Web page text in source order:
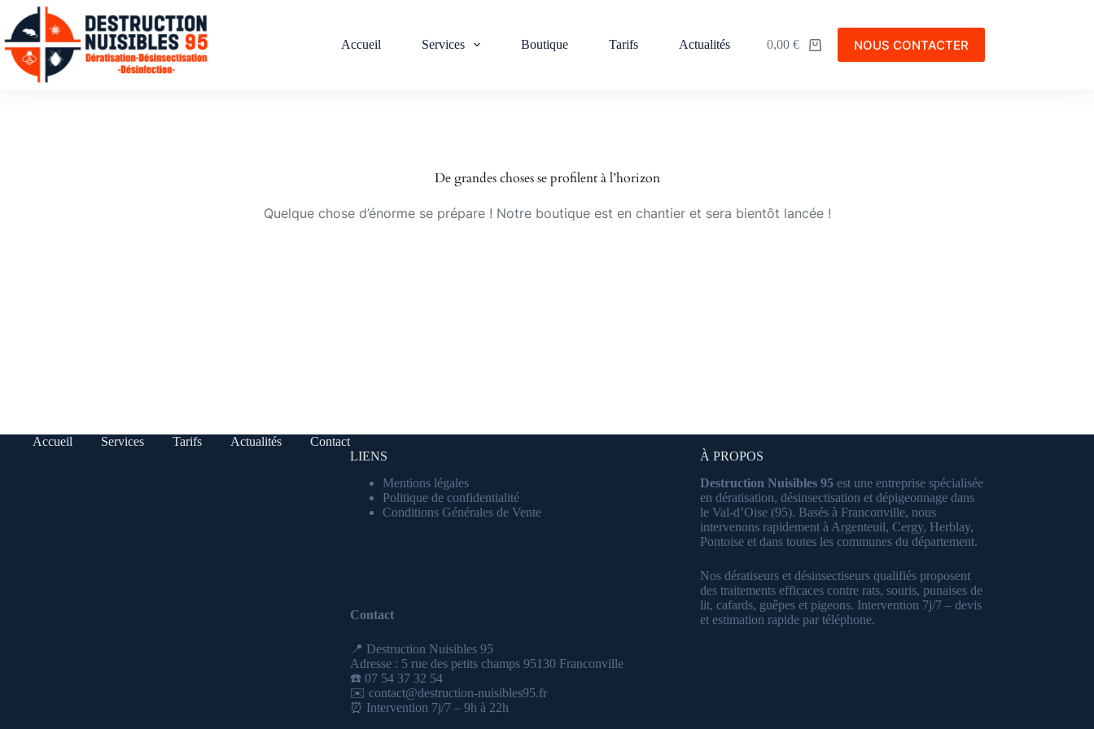
Accueil Services Boutique Tarifs Actualités 0,00€ NOUS CONTACTER
De grandes choses se profilent à l’horizon
Quelque chose d’énorme se prépare ! Notre boutique est en chantier et sera bientôt lancée !
Accueil Services Tarifs Actualités
Contact
LIENS
Mentions légales
Politique de confidentialité
Conditions Générales de Vente
Contact
📍 Destruction Nuisibles 95
Adresse : 5 rue des petits champs 95130 Franconville
☎️ 07 54 37 32 54
✉️ contact@destruction-nuisibles95.fr
⏰ Intervention 7j/7 – 9h à 22h
À PROPOS
Destruction Nuisibles 95est une entreprise spécialisée
en dératisation, désinsectisation et dépigeonnage dans
le Val-d’Oise (95). Basés à Franconville, nous
intervenons rapidement à Argenteuil, Cergy, Herblay,
Pontoise et dans toutes les communes du département.
Nos dératiseurs et désinsectiseurs qualifiés proposent
des traitements efficaces contre rats, souris, punaises de
lit, cafards, guêpes et pigeons. Intervention 7j/7 – devis
et estimation rapide par téléphone.